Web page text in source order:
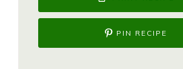
PIN RECIPE